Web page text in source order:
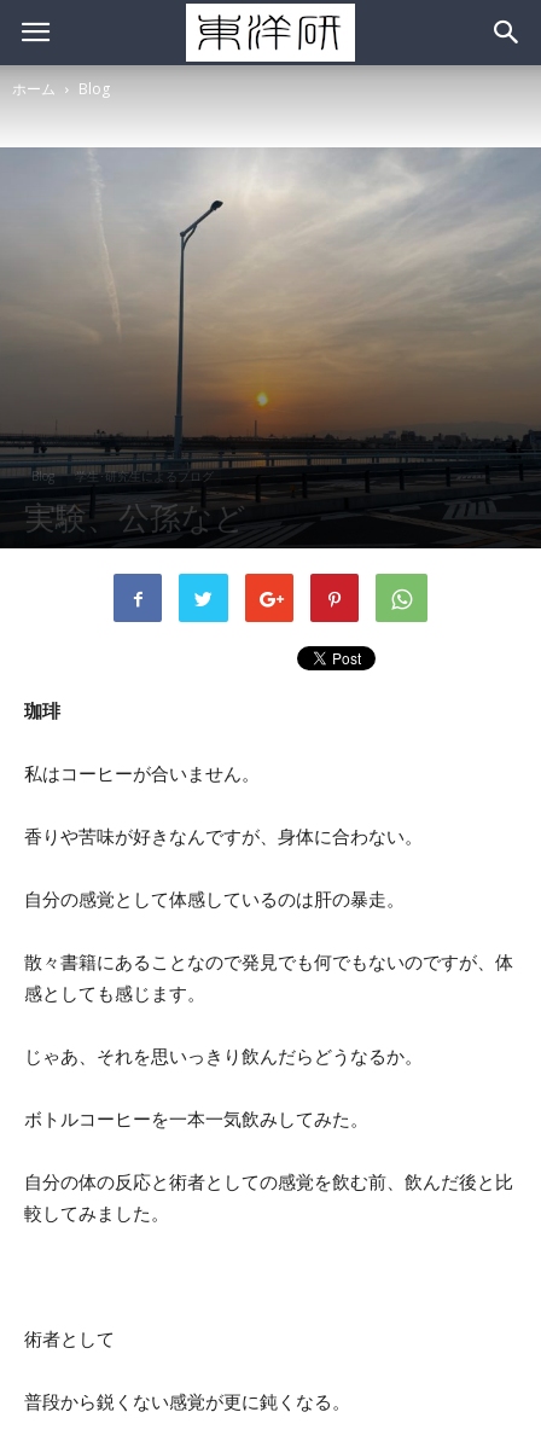
ホーム Blog
Blog 学生･研究生によるブログ
実験、公孫など
珈琲
私はコーヒーが合いません。
香りや苦味が好きなんですが、身体に合わない。
自分の感覚として体感しているのは肝の暴走。
散々書籍にあることなので発見でも何でもないのですが、体
感としても感じます。
じゃあ、それを思いっきり飲んだらどうなるか。
ボトルコーヒーを一本一気飲みしてみた。
自分の体の反応と術者としての感覚を飲む前、飲んだ後と比
較してみました。
術者として
普段から鋭くない感覚が更に鈍くなる。